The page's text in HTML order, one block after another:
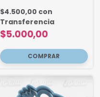
$5.000,00
$4.500,00 con
Transferencia